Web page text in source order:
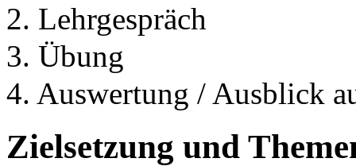
2. Lehrgespräch
3. Übung
4. Auswertung / Ausblick
Zielsetzung und